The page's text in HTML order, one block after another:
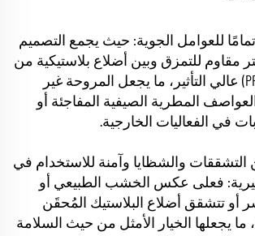
للعوامل الجوية: حيث يجمع التصميم
مقاوم للتمزق وبين أضلاع بلاستيكية من
البولي بروبيلين (PP) عالي التأثير، ما يجعل المروحة غير
العواصف المطرية الصيفية المفاجئة أو
في الفعاليات الخارجية.
التشققات والشظايا وآمنة للاستخدام في
فعلى عكس الخشب الطبيعي أو
أو تتشقق أضلاع البلاستيك المُحقَن
يجعلها الخيار الأمثل من حيث السلامة